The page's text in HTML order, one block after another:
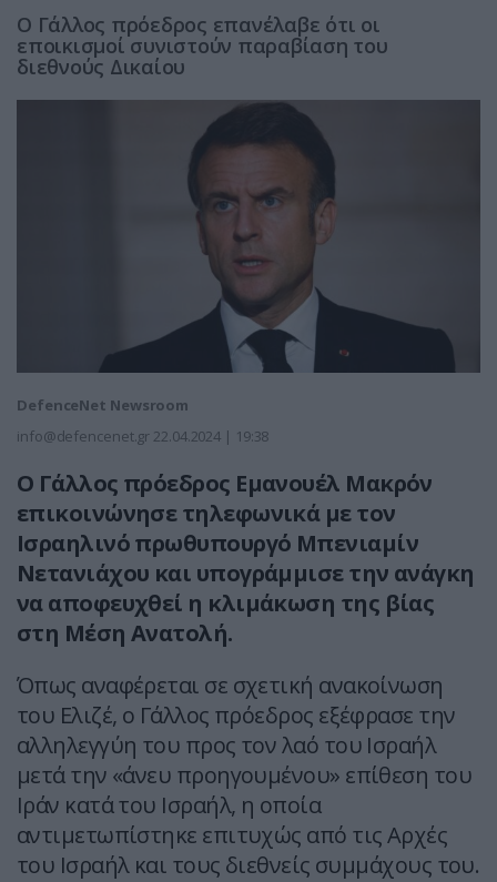
Ο Γάλλος πρόεδρος επανέλαβε ότι οι
εποικισμοί συνιστούν παραβίαση του
διεθνούς Δικαίου
DefenceNet Newsroom
info@defencenet.gr 22.04.2024 | 19:38
Ο Γάλλος πρόεδρος Εμανουέλ Μακρόν
επικοινώνησε τηλεφωνικά με τον
Ισραηλινό πρωθυπουργό Μπενιαμίν
Νετανιάχου και υπογράμμισε την ανάγκη
να αποφευχθεί η κλιμάκωση της βίας
στη Μέση Ανατολή.
Όπως αναφέρεται σε σχετική ανακοίνωση
του Ελιζέ, ο Γάλλος πρόεδρος εξέφρασε την
αλληλεγγύη του προς τον λαό του Ισραήλ
μετά την «άνευ προηγουμένου» επίθεση του
Ιράν κατά του Ισραήλ, η οποία
αντιμετωπίστηκε επιτυχώς από τις Αρχές
του Ισραήλ και τους διεθνείς συμμάχους του.